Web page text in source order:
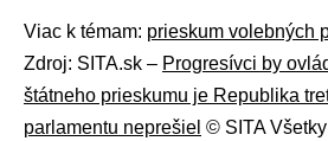
Viac k témam: prieskum volebných
Zdroj: SITA.sk – Progresívci by
štátneho prieskumu je Republika
parlamentu neprešiel © SITA